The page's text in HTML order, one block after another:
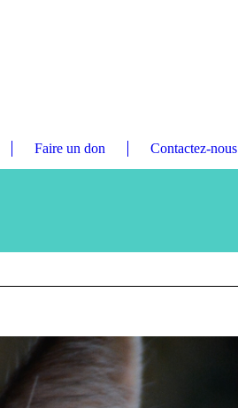
Faire un don Contactez-nous